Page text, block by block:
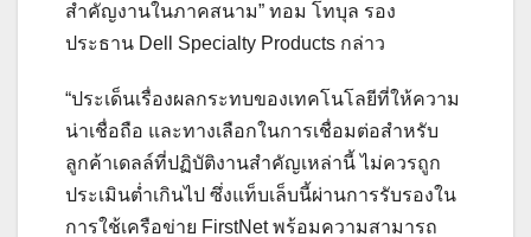
สำคัญงานในภาคสนาม” ทอม โทบุล รอง
ประธาน Dell Specialty Products กล่าว
“ประเด็นเรื่องผลกระทบของเทคโนโลยีที่ให้ความ
น่าเชื่อถือ และทางเลือกในการเชื่อมต่อสำหรับ
ลูกค้าเดลล์ที่ปฏิบัติงานสำคัญเหล่านี้ ไม่ควรถูก
ประเมินต่ำเกินไป ซึ่งแท็บเล็บนี้ผ่านการรับรองใน
การใช้เครือข่าย FirstNet พร้อมความสามารถ